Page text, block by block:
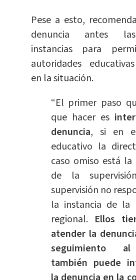
Pese a esto,
denuncia antes
instancias para
autoridades
en la situación.
“El primer paso
que hacer es
denuncia, si en
educativo la
caso omiso está la
de la
supervisión no
la instancia de la
regional. Ellos
atender la
seguimiento
también puede